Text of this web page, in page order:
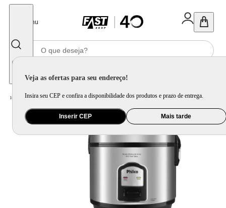
Menu
Veja as ofertas para seu endereço!
Insira seu CEP e confira a disponibilidade dos produtos e prazo de entrega.
Inserir CEP Mais tarde
Home Eletroportátil / Preparo de Alimento / Panela Elétrica